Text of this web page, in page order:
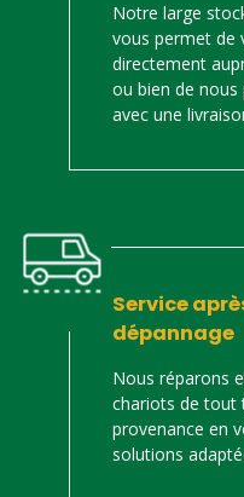
Notre large
vous permet de
directement
ou bien de
avec une
Service
dépannage
Nous réparons
chariots de tout
provenance en
solutions